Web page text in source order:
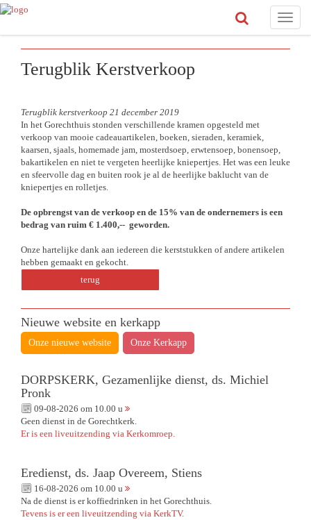
Toggle
Terugblik Kerstverkoop
Terugblik kerstverkoop 21 december 2019
In het Gorechthuis stonden verschillende kramen opgesteld met
verkoop van mooie cadeauartikelen, boeken, sieraden, keramiek,
kaarsen, sjaals, homemade jam, mosterdsoep, erwtensoep, bonensoep,
bakartikelen en niet te vergeten heerlijke kniepertjes. Het was een leuke
en sfeervolle dag en buiten rook je al de heerlijke baklucht van de
kniepertjes en rolletjes.
De opbrengst van de verkoop en de 15% van de ondernemers is een
bedrag van ruim € 1.400,-- geworden.
Onze hartelijke dank aan iedereen die kerststukken of andere artikelen
hebben gemaakt en gekocht.
terug
Nieuwe website en kerkapp
Onze nieuwe website Onze Kerkapp
DORPSKERK, Gezamenlijke dienst, ds. Michiel
Pronk
09-08-2026 om 10.00 u
Geen dienst in de Gorechtkerk.
Er is een liveuitzending via Kerkomroep.
Eredienst, ds. Jaap Overeem, Stiens
16-08-2026 om 10.00 u
Na de dienst is er koffiedrinken in het Gorechthuis.
Tevens is er een liveuitzending via KerkTV.